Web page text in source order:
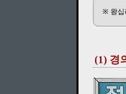
※ 왕십
(1) 경